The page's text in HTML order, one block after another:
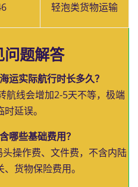
轻泡类货物运输
问题解答
运实际航行时长多久？
航线会增加2-5天不等，极端
延误。
哪些基础费用？
操作费、文件费，不含内陆
货物保险费用。